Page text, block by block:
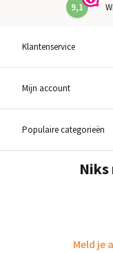
9,1
Klantenservice
Mijn account
Populaire categorieën
Niks
Meld je